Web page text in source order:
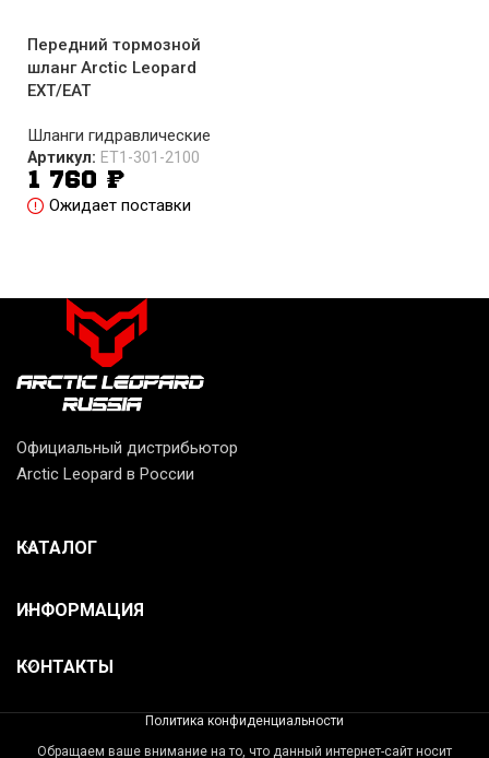
Передний тормозной
шланг Arctic Leopard
EXT/EAT
Шланги гидравлические
Артикул: ET1-301-2100
1 760 ₽
Ожидает поставки
Официальный дистрибьютор
Arctic Leopard в России
КАТАЛОГ
ИНФОРМАЦИЯ
КОНТАКТЫ
Политика конфиденциальности
Обращаем ваше внимание на то, что данный интернет-сайт носит